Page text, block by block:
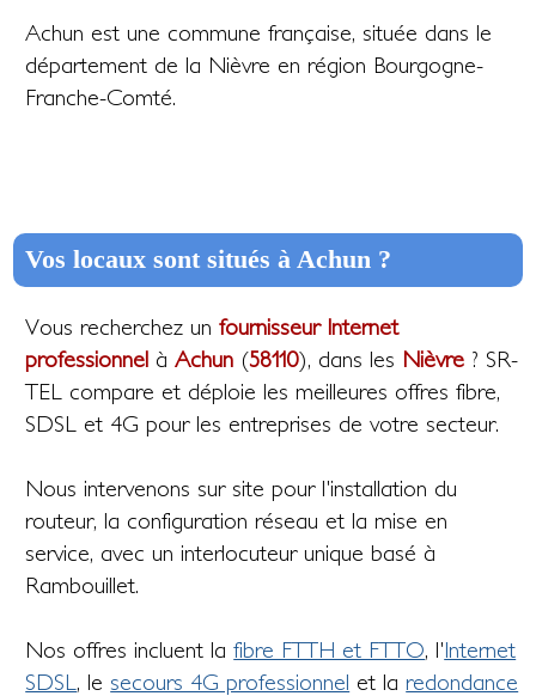
Achun est une commune française, située dans le
département de la Nièvre en région Bourgogne-
Franche-Comté.
Vos locaux sont situés à Achun ?
Vous recherchez unfournisseur Internet
professionnel àAchun (58110), dans les Nièvre ? SR-
TEL compare et déploie les meilleures offres fibre,
SDSL et 4G pour les entreprises de votre secteur.
Nous intervenons sur site pour l'installation du
routeur, la configuration réseau et la mise en
service, avec un interlocuteur unique basé à
Rambouillet.
Nos offres incluent lafibre FTTH et FTTO, l'Internet
SDSL , lesecours 4G professionnel et la redondance